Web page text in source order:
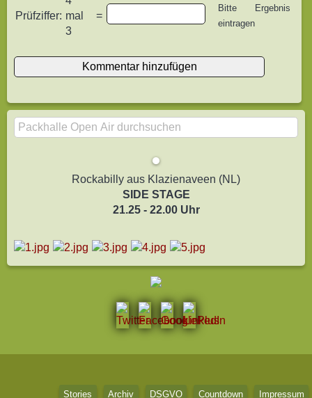
Prüfziffer: mal
3
=
Bitte Ergebnis
eintragen
Rockabilly aus Klazienaveen (NL)
SIDE STAGE
21.25 - 22.00 Uhr
Impressum
Countdown
DSGVO
Archiv
Stories